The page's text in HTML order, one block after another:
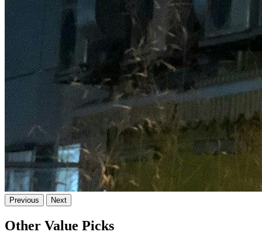
Previous Next
Other Value Picks